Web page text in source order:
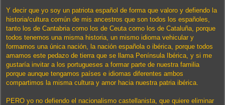
Y decir que yo soy un patriota español de forma que valoro y defiendo la
historia/cultura común de mis ancestros que son todos los españoles,
tanto los de Cantabria como los de Ceuta como los de Cataluña, porque
todos tenemos una misma historia, un mismo idioma vehicular y
formamos una única nación, la nación española o ibérica, porque todos
amamos este pedazo de tierra que se llama Península Ibérica, y si me
gustaría invitar a los portugueses a formar parte de nuestra familia
porque aunque tengamos países e idiomas diferentes ambos
compartimos la misma cultura y amor hacia nuestra patria ibérica.
PERO yo no defiendo el nacionalismo castellanista, que quiere eliminar